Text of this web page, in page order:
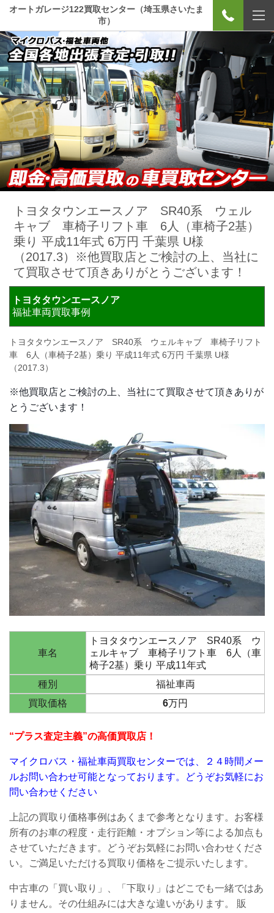
オートガレージ122買取センター（埼玉県さいたま
市）
トヨタタウンエースノア SR40系 ウェル
キャブ 車椅子リフト車 6人（車椅子2基）
乗り 平成11年式 6万円 千葉県 U様
（2017.3）※他買取店とご検討の上、当社に
て買取させて頂きありがとうございます！
トヨタタウンエースノア
福祉車両買取事例
トヨタタウンエースノア SR40系 ウェルキャブ 車椅子リフト
車 6人（車椅子2基）乗り 平成11年式 6万円 千葉県 U様
（2017.3）
※他買取店とご検討の上、当社にて買取させて頂きありが
とうございます！
車名
トヨタタウンエースノア SR40系 ウ
ェルキャブ 車椅子リフト車 6人（車
椅子2基）乗り 平成11年式
種別
福祉車両
買取価格
6万円
“プラス査定主義”の高価買取店！
マイクロバス・福祉車両買取センターでは、２４時間メー
ルお問い合わせ可能となっております。
どうぞお気軽にお
問い合わせください
上記の買取り価格事例はあくまで参考となります。お客様
所有のお車の程度・走行距離・オプション等による加点も
させていただきます。どうぞお気軽にお問い合わせくださ
い。ご満足いただける買取り価格をご提示いたします。
中古車の「買い取り」、「下取り」はどこでも一緒ではあ
りません。その仕組みには大きな違いがあります。 販